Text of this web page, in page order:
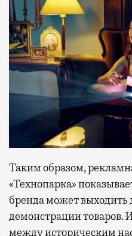
Таким образом,
«Технопарка»
бренда может выходить
демонстрации товаров.
между историческим